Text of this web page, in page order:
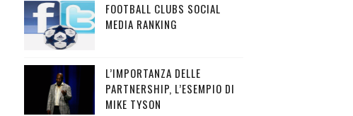
FOOTBALL CLUBS SOCIAL
MEDIA RANKING
L’IMPORTANZA DELLE
PARTNERSHIP, L’ESEMPIO DI
MIKE TYSON